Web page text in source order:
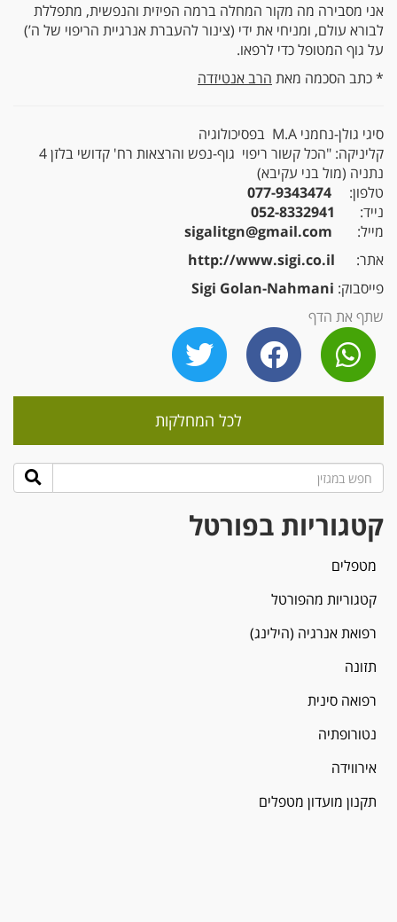
אני מסבירה מה מקור המחלה ברמה הפיזית והנפשית, מתפללת
לבורא עולם, ומניחי את ידי (צינור להעברת אנרגיית הריפוי של ה’)
על גוף המטופל כדי לרפאו.
* כתב הסכמה מאת הרב אנטיזדה
סיגי גולן-נחמני M.A בפסיכולוגיה
קליניקה: "הכל קשור ריפוי גוף-נפש והרצאות רח' קדושי בלזן 4
נתניה (מול בני עקיבא)
טלפון: 077-9343474
נייד: 052-8332941
מייל: sigalitgn@gmail.com
אתר: http://www.sigi.co.il
פייסבוק:
שתף את הדף
לכל המחלקות
קטגוריות בפורטל
מטפלים
קטגוריות מהפורטל
רפואת אנרגיה (הילינג)
תזונה
רפואה סינית
נטורופתיה
אירווידה
תקנון מועדון מטפלים